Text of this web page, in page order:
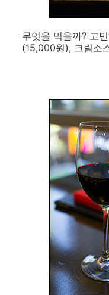
무엇을 먹을까? 고
(15,000원), 크림소